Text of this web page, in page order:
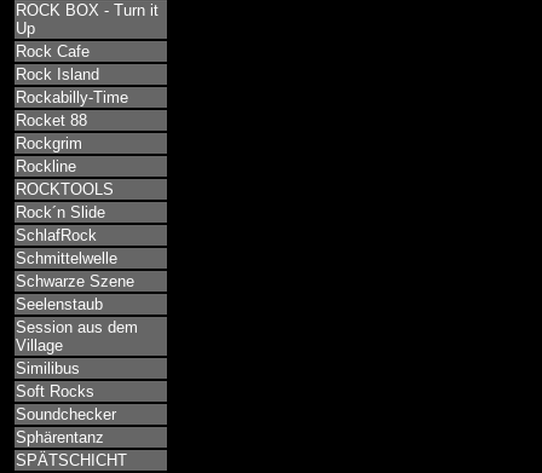
ROCK BOX - Turn it
Up
Rock Cafe
Rock Island
Rockabilly-Time
Rocket 88
Rockgrim
Rockline
ROCKTOOLS
Rock´n Slide
SchlafRock
Schmittelwelle
Schwarze Szene
Seelenstaub
Session aus dem
Village
Similibus
Soft Rocks
Soundchecker
Sphärentanz
SPÄTSCHICHT